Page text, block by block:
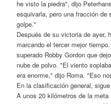
he visto la piedra", dijo
esquivarla, pero una fracción de
golpe."
Después de su victoria de ayer,
marcando el tercer mejor
superado Robby Gordon que
nube de polvo. "El viento
era enorme," dijo Roma. "Eso
En la clasificación general,
A unos 20 kilómetros de la